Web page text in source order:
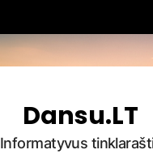
Dansu.LT
Informatyvus